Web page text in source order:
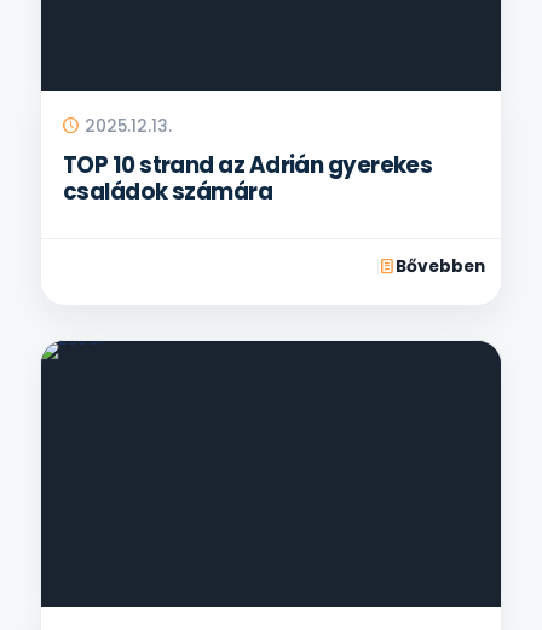
2025.12.13.
TOP 10 strand az Adrián gyerekes
családok számára
Bővebben